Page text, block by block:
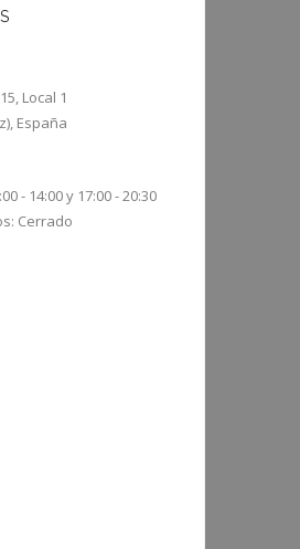
Local 1
España
- 14:00 y 17:00 - 20:30
Cerrado